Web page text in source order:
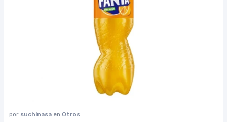
por suchinasa en Otros